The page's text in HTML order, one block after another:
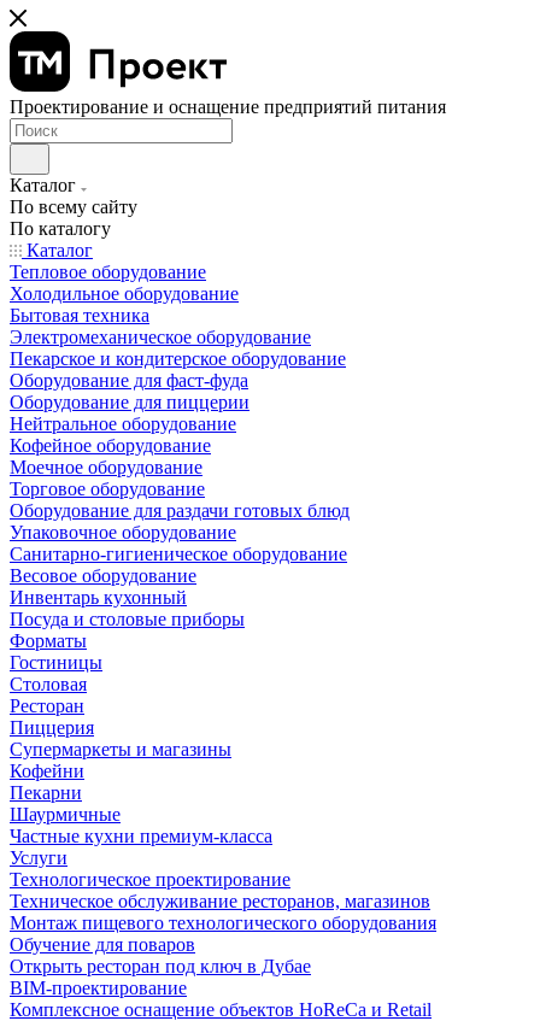
Проектирование и оснащение предприятий питания
Каталог
По всему сайту
По каталогу
Каталог
Тепловое оборудование
Холодильное оборудование
Бытовая техника
Электромеханическое оборудование
Пекарское и кондитерское оборудование
Оборудование для фаст-фуда
Оборудование для пиццерии
Нейтральное оборудование
Кофейное оборудование
Моечное оборудование
Торговое оборудование
Оборудование для раздачи готовых блюд
Упаковочное оборудование
Санитарно-гигиеническое оборудование
Весовое оборудование
Инвентарь кухонный
Посуда и столовые приборы
Форматы
Гостиницы
Столовая
Ресторан
Пиццерия
Супермаркеты и магазины
Кофейни
Пекарни
Шаурмичные
Частные кухни премиум-класса
Услуги
Технологическое проектирование
Техническое обслуживание ресторанов, магазинов
Монтаж пищевого технологического оборудования
Обучение для поваров
Открыть ресторан под ключ в Дубае
BIM-проектирование
Комплексное оснащение объектов HoReCa и Retail